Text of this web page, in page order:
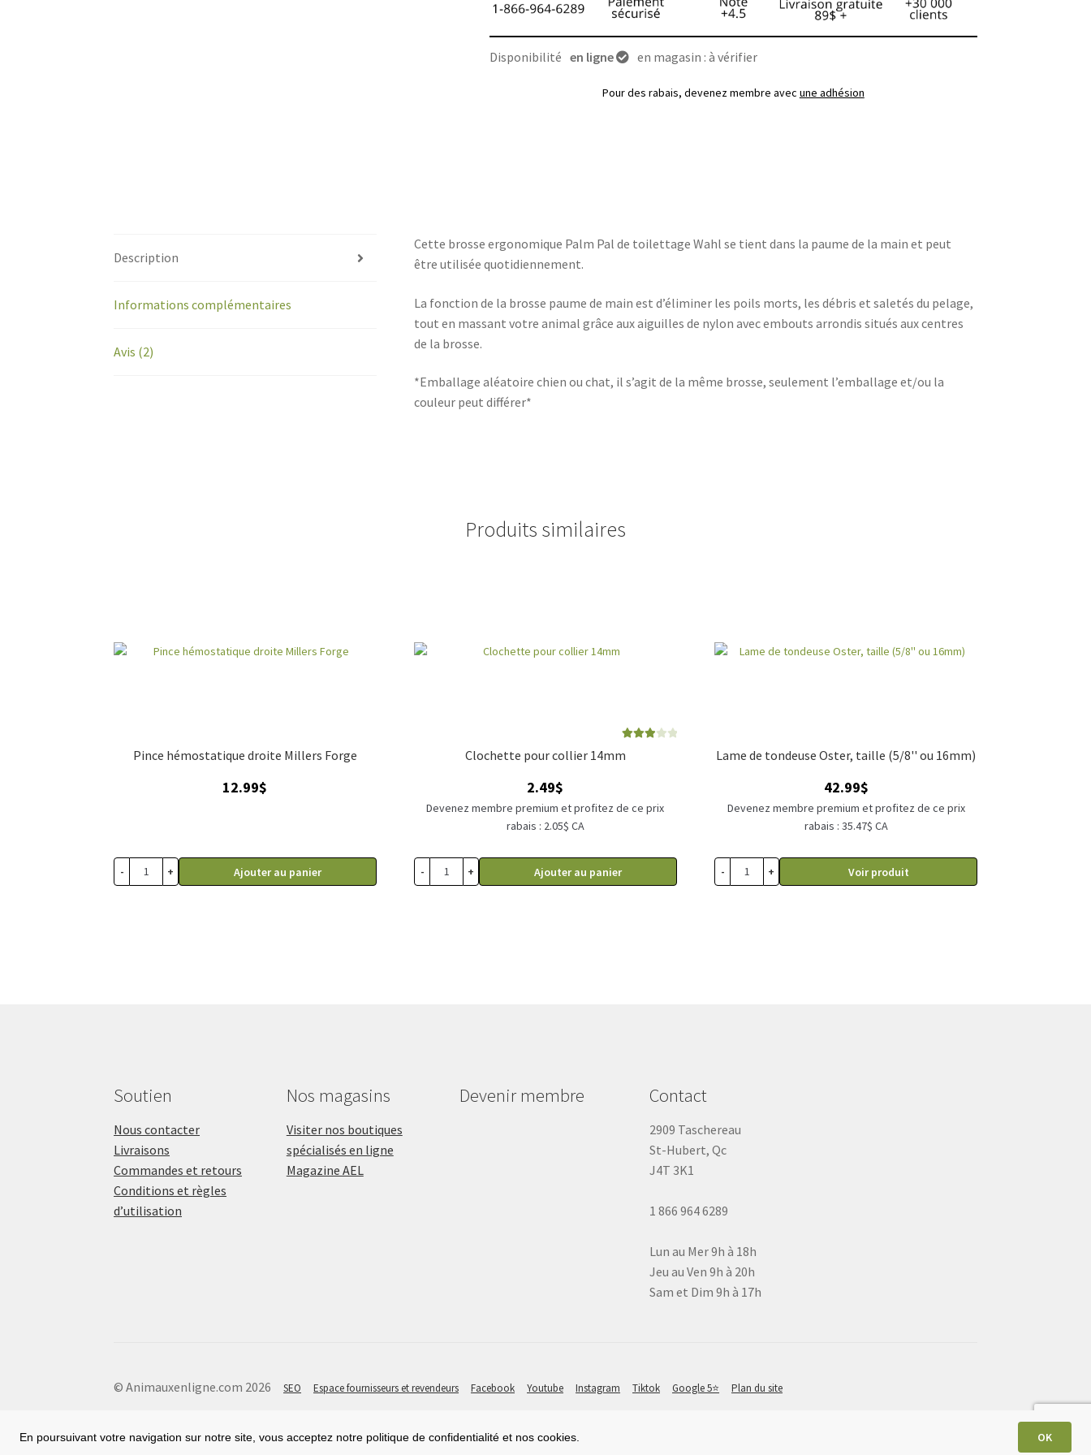
Disponibilité en ligne en magasin : à vérifier
Pour des rabais, devenez membre avec une adhésion
Cette brosse ergonomique Palm Pal de toilettage Wahl se tient dans la paume de la main et peut
être utilisée quotidiennement.
La fonction de la brosse paume de main est d’éliminer les poils morts, les débris et saletés du pelage,
tout en massant votre animal grâce aux aiguilles de nylon avec embouts arrondis situés aux centres
de la brosse.
*Emballage aléatoire chien ou chat, il s’agit de la même brosse, seulement l’emballage et/ou la
couleur peut différer*
Description
Informations complémentaires
Avis (2)
Produits similaires
Pince hémostatique droite Millers Forge
12.99$
- + Ajouter au panier
Clochette pour collier 14mm3.00
2.49$
Devenez membre premium et profitez de ce prix
rabais : 2.05$ CA
- + Ajouter au panier
Lame de tondeuse Oster, taille (5/8'' ou 16mm)
42.99$
Devenez membre premium et profitez de ce prix
rabais : 35.47$ CA
- + Voir produit
Soutien
Nous contacter
Livraisons
Commandes et retours
Conditions et règles
d’utilisation
Nos magasins
Visiter nos boutiques
spécialisés en ligne
Magazine AEL
Devenir membre Contact
2909 Taschereau
St-Hubert, Qc
J4T 3K1
1 866 964 6289
Lun au Mer 9h à 18h
Jeu au Ven 9h à 20h
Sam et Dim 9h à 17h
© Animauxenligne.com 2026 SEO Espace fournisseurs et revendeurs Facebook Youtube Instagram Tiktok Google 5⭐ Plan du site
En poursuivant votre navigation sur notre site, vous acceptez notre politique de confidentialité et nos cookies. OK